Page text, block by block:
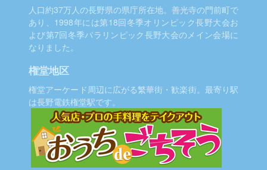
人口約37万人の長野県の県庁所在地。善光寺の門前町で
あり、1998年には第18回冬季オリンピック長野大会お
よび第7回冬季パラリンピック長野大会のメイン会場に
なりました。
権堂地区
権堂アーケード周辺に広がる繁華街・歓楽街。最寄り駅
は長野電鉄権堂駅です。